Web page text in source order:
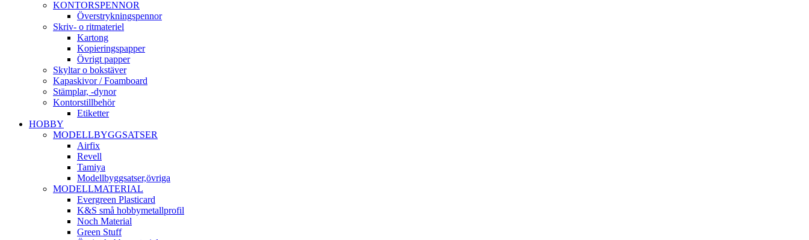
KONTORSPENNOR
Överstrykningspennor
Skriv- o ritmateriel
Kartong
Kopieringspapper
Övrigt papper
Skyltar o bokstäver
Kapaskivor / Foamboard
Stämplar, -dynor
Kontorstillbehör
Etiketter
HOBBY
MODELLBYGGSATSER
Airfix
Revell
Tamiya
Modellbyggsatser,övriga
MODELLMATERIAL
Evergreen Plasticard
K&S små hobbymetallprofil
Noch Material
Green Stuff